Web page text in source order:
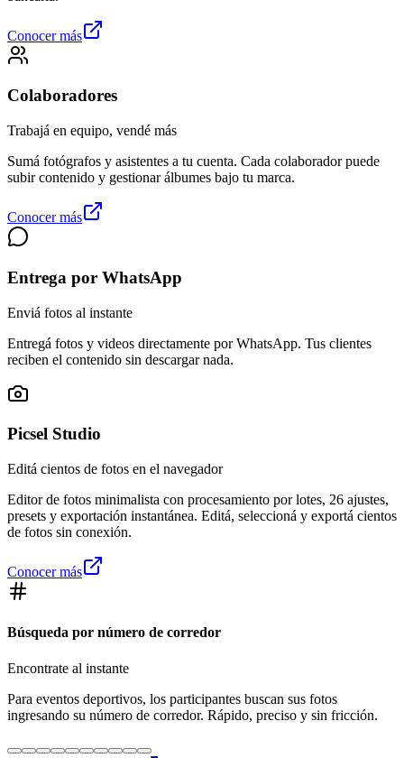
Conocer más
Colaboradores
Trabajá en equipo, vendé más
Sumá fotógrafos y asistentes a tu cuenta. Cada colaborador puede
subir contenido y gestionar álbumes bajo tu marca.
Conocer más
Entrega por WhatsApp
Enviá fotos al instante
Entregá fotos y videos directamente por WhatsApp. Tus clientes
reciben el contenido sin descargar nada.
Picsel Studio
Editá cientos de fotos en el navegador
Editor de fotos minimalista con procesamiento por lotes, 26 ajustes,
presets y exportación instantánea. Editá, seleccioná y exportá cientos
de fotos sin conexión.
Conocer más
Búsqueda por número de corredor
Encontrate al instante
Para eventos deportivos, los participantes buscan sus fotos
ingresando su número de corredor. Rápido, preciso y sin fricción.